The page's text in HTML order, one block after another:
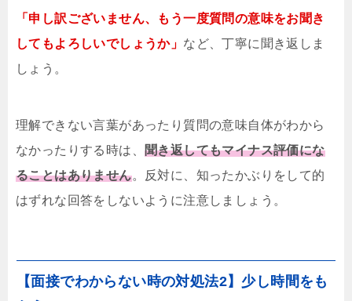
「申し訳ございません、もう一度質問の意味をお聞き
してもよろしいでしょうか」 など、丁寧に聞き返しま
しょう。
理解できない言葉があったり質問の意味自体がわから
なかったりする時は、 聞き返してもマイナス評価にな
ることはありません。反対に、知ったかぶりをして的
はずれな回答をしないように注意しましょう。
【面接でわからない時の対処法2】少し時間をも